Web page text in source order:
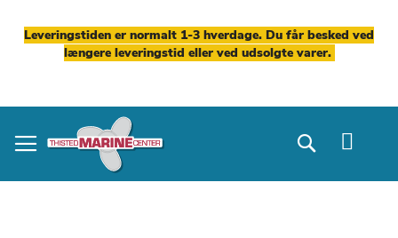
Leveringstiden er normalt 1-3 hverdage. Du får besked ved
længere leveringstid eller ved udsolgte varer.
to
Content
Search